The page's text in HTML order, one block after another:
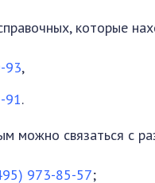
которые
93,
91.
можно связаться с
973-85-57;